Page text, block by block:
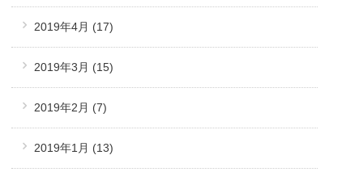
2019年4月 (17)
2019年3月 (15)
2019年2月 (7)
2019年1月 (13)